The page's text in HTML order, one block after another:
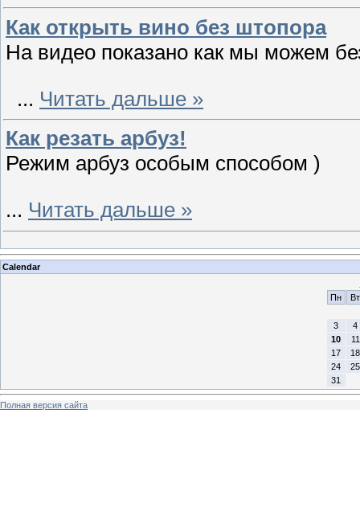
Как открыть вино без штопора
На видео показано как мы можем
... Читать дальше »
Как резать арбуз!
Режим арбуз особым способом )
... Читать дальше »
Calendar
Пн
Вт
3
4
10
11
17
18
24
25
31
Полная версия сайта